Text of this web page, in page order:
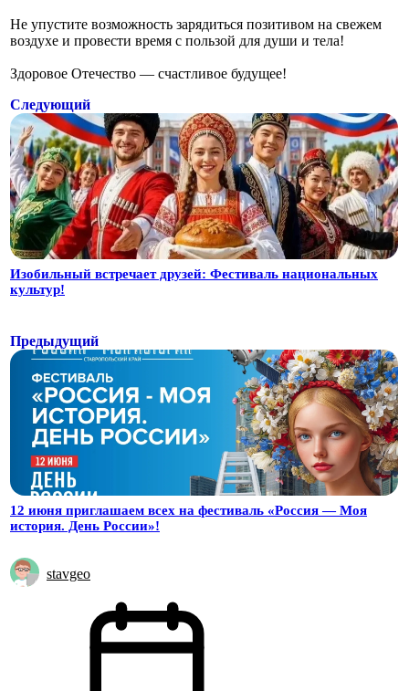
Не упустите возможность зарядиться позитивом на свежем
воздухе и провести время с пользой для души и тела!
Здоровое Отечество — счастливое будущее!
Следующий
Изобильный встречает друзей: Фестиваль национальных
культур!
Предыдущий
12 июня приглашаем всех на фестиваль «Россия — Моя
история. День России»!
stavgeo